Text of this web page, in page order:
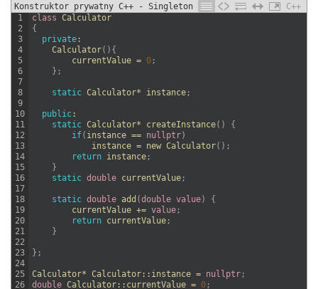
Konstruktor prywatny C++ - Singleton
C++
1
2
3
4
5
6
7
8
9
10
11
12
13
14
15
16
17
18
19
20
21
22
23
24
25
26
class Calculator
{
private :
Calculator( ) {
currentValue = 0 ;
} ;
static Calculator* instance ;
public :
static Calculator* createInstance( )
{
if( instance == nullptr)
instance = new Calculator( ) ;
return instance ;
}
static double currentValue ;
static double add (double value)
{
currentValue += value ;
return currentValue ;
}
} ;
Calculator* Calculator :: instance = nullptr ;
double Calculator :: currentValue = 0 ;